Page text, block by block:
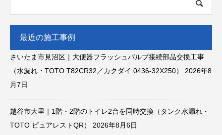
最近の施工事例
さいたま市見沼区｜大便器フラッシュバルブ接続部品交換工事
（水漏れ・TOTO T82CR32／カクダイ 0436-32X250）
2026年8
月7日
越谷市大里｜1階・2階のトイレ2台を同時交換（タンク水漏れ・
TOTO ピュアレストQR）
2026年8月6日